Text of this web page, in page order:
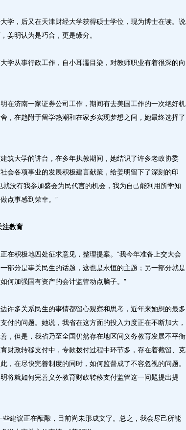
，后又在天津财经大学获得硕士学位，现为博士在读。说
姜明认为是巧合，更是缘分。
从事行政工作，自小耳濡目染，对教师职业有着很深的向
济南一家证券公司工作，期间有去美国工作的一次绝好机
，在趋附于留学热潮和在家乡实现梦想之间，她最终选择了
大学的讲台，在多年执教期间，她结识了许多老政协委
会各项事业的发展积极建言献策，给姜明留下了深刻的印
就没有我参加盛会为民代言的机会，我为自己能利用所学知
点事感到荣幸。”
教育
积极地四处征求意见，整理提案。“我今年准备上交大会
部分是事关民生的话题，这也是永恒的主题；另一部分就是
何加强国有资产的会计监管动点脑子。”
多关系民生的事情都留心观察和思考，近年来她想的最多
付的问题。她说，我省在这方面的投入力度正在不断加大，
，但是，我省乃至全国仍然存在地区间义务教育发展不平衡
财政转移支付中，专款拨付过程中环节多，存在着截留、克
，在尽快完善制度的同时，如何监督成了不容忽视的问题。
将就如何完善义务教育财政转移支付监管这一问题提出提
建议正在酝酿，目前尚未形成文字。总之，我会尽己所能